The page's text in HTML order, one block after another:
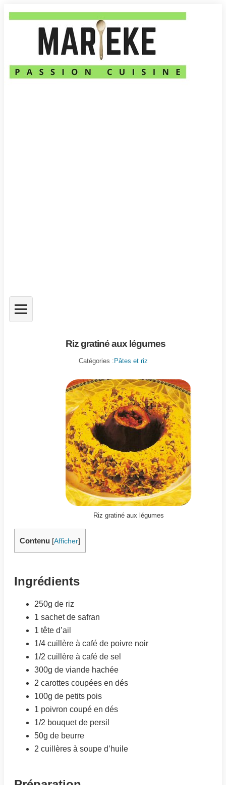
Riz gratiné aux légumes
Catégories : Pâtes et riz
Riz gratiné aux légumes
Contenu [Afficher]
Ingrédients
250g de riz
1 sachet de safran
1 tête d’ail
1/4 cuillère à café de poivre noir
1/2 cuillère à café de sel
300g de viande hachée
2 carottes coupées en dés
100g de petits pois
1 poivron coupé en dés
1/2 bouquet de persil
50g de beurre
2 cuillères à soupe d’huile